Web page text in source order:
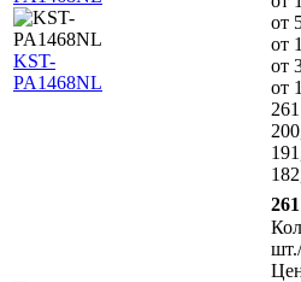
KST-
PA1468NL
от
от
от
от
261